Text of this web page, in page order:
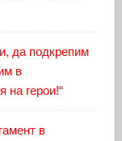
да подкрепим
в
на герои!“
в